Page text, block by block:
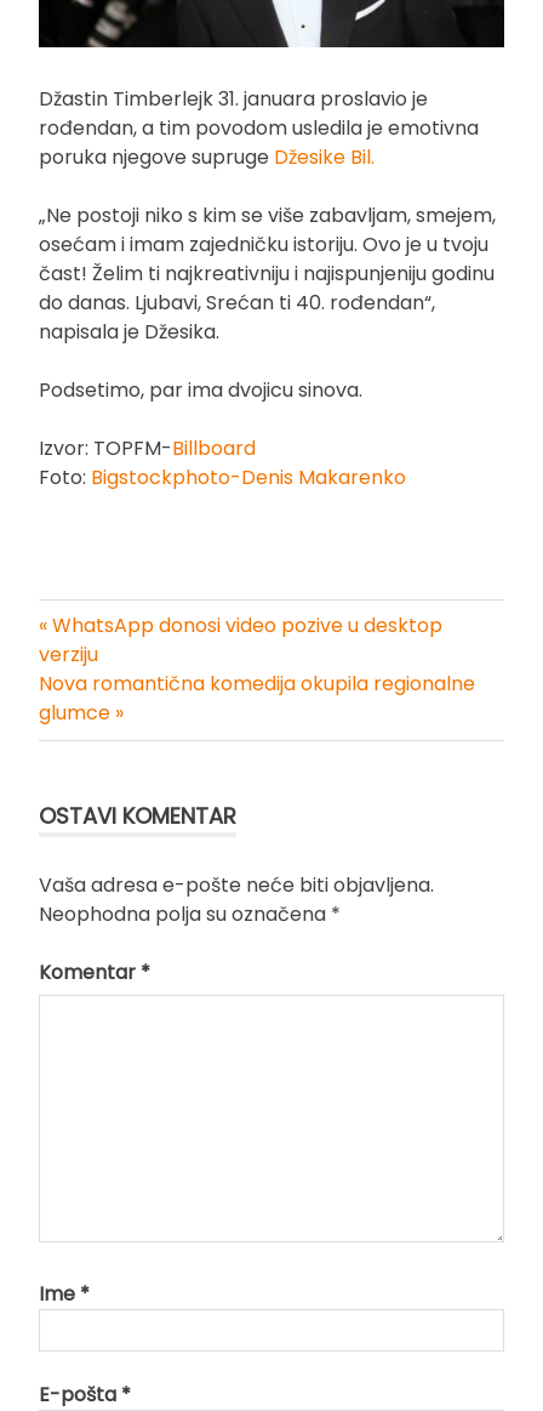
Džastin Timberlejk 31. januara proslavio je
rođendan, a tim povodom usledila je emotivna
poruka njegove supruge Džesike Bil.
„Ne postoji niko s kim se više zabavljam, smejem,
osećam i imam zajedničku istoriju. Ovo je u tvoju
čast! Želim ti najkreativniju i najispunjeniju godinu
do danas. Ljubavi, Srećan ti 40. rođendan“,
napisala je Džesika.
Podsetimo, par ima dvojicu sinova.
Izvor: TOPFM-Billboard
Foto: Bigstockphoto-Denis Makarenko
Kretanje
članka
« WhatsApp donosi video pozive u desktop
verziju
Nova romantična komedija okupila regionalne
glumce »
OSTAVI KOMENTAR
Vaša adresa e-pošte neće biti objavljena.
Neophodna polja su označena *
Komentar *
Ime *
E-pošta *